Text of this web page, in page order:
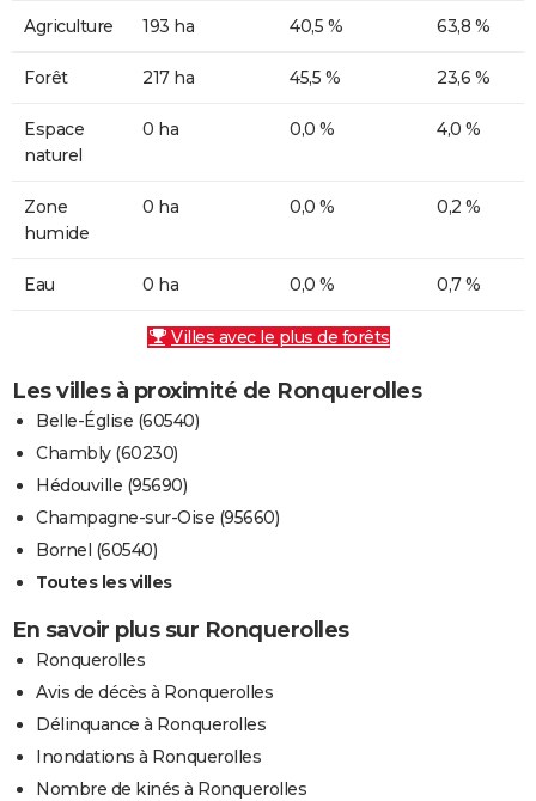
Agriculture 193 ha 40,5 % 63,8 %
Forêt 217 ha 45,5 % 23,6 %
Espace
naturel
0 ha 0,0 % 4,0 %
Zone
humide
0 ha 0,0 % 0,2 %
Eau 0 ha 0,0 % 0,7 %
Villes avec le plus de forêts
Les villes à proximité de Ronquerolles
Belle-Église (60540)
Chambly (60230)
Hédouville (95690)
Champagne-sur-Oise (95660)
Bornel (60540)
Toutes les villes
En savoir plus sur Ronquerolles
Ronquerolles
Avis de décès à Ronquerolles
Délinquance à Ronquerolles
Inondations à Ronquerolles
Nombre de kinés à Ronquerolles